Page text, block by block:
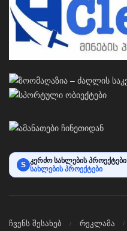
S კერძო სახლების პროექტები
სახლების პროექტები
ჩვენს შესახებ რეკლამა